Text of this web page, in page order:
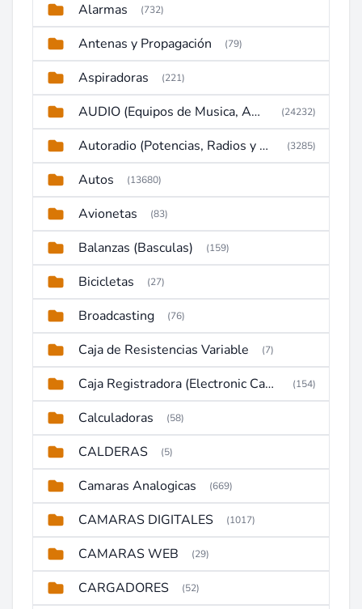
Alarmas (732)
Antenas y Propagación (79)
Aspiradoras (221)
AUDIO (Equipos de Musica, Amplificadores, Reproductores, Etc) (24232)
Autoradio (Potencias, Radios y DVD) (3285)
Autos (13680)
Avionetas (83)
Balanzas (Basculas) (159)
Bicicletas (27)
Broadcasting (76)
Caja de Resistencias Variable (7)
Caja Registradora (Electronic Cash Register) (154)
Calculadoras (58)
CALDERAS (5)
Camaras Analogicas (669)
CAMARAS DIGITALES (1017)
CAMARAS WEB (29)
CARGADORES (52)